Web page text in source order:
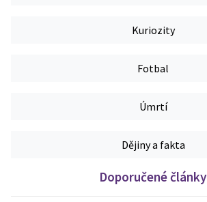
Kuriozity
Fotbal
Úmrtí
Dějiny a fakta
Doporučené články